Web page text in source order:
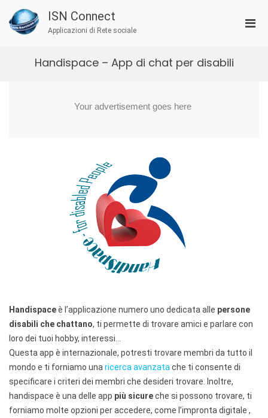
contenuto
ISN Connect
Applicazioni di Rete sociale
Handispace – App di chat per disabili
Handispaceè l’applicazione numero uno dedicata alle persone
disabili che chattano, ti permette di trovare amici e parlare con
loro dei tuoi hobby, interessi…
Questa app è internazionale, potresti trovare membri da tutto il
mondo e ti forniamo una ricerca avanzata che ti consente di
specificare i criteri dei membri che desideri trovare. Inoltre,
handispace è una delle app più sicureche si possono trovare, ti
forniamo molte opzioni per accedere, come l’impronta digitale ,